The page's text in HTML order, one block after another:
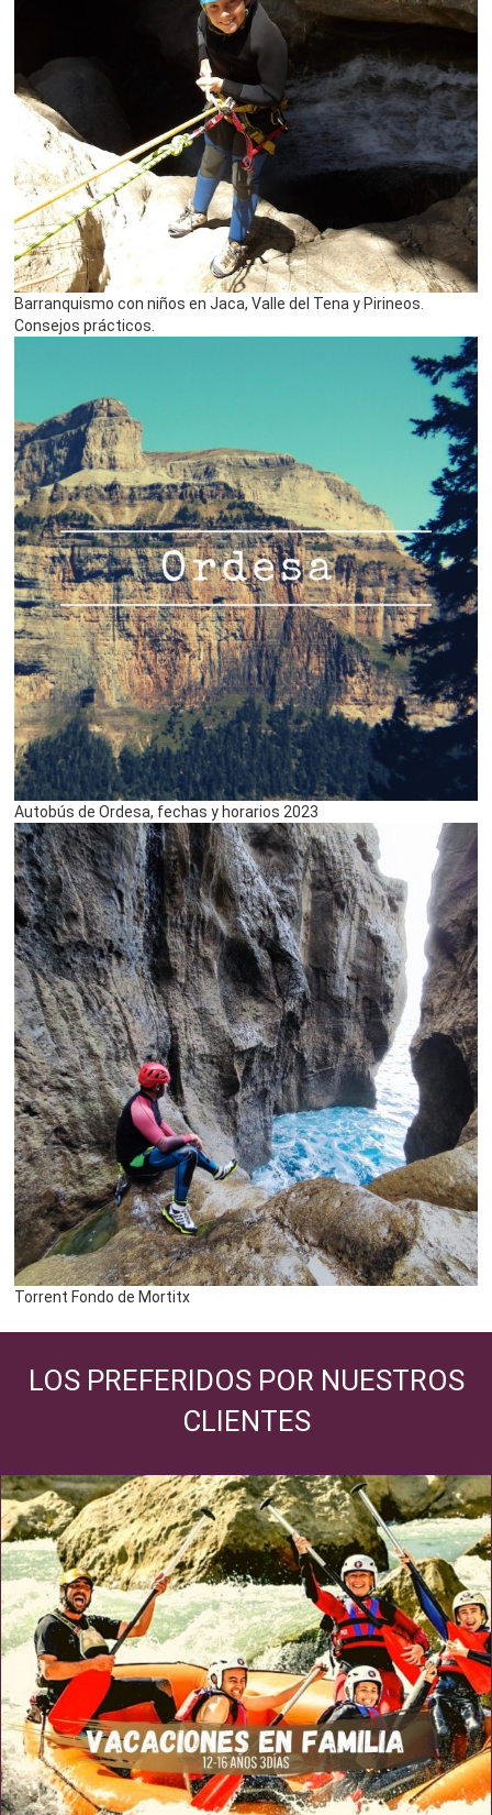
Barranquismo con niños en Jaca, Valle del Tena y Pirineos.
Consejos prácticos.
Autobús de Ordesa, fechas y horarios 2023
Torrent Fondo de Mortitx
LOS PREFERIDOS POR NUESTROS
CLIENTES